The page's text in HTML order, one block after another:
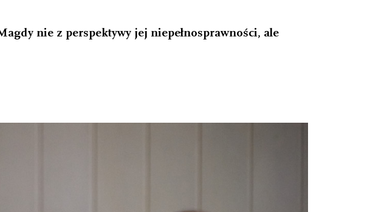
nie z perspektywy jej niepełnosprawności, ale